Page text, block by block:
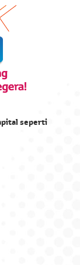
pembiayaan
Capital
Motor
Toyota
kerjaya
seperti